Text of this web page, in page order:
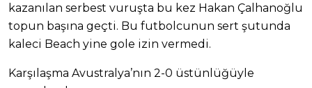
kazanılan serbest vuruşta bu kez Hakan Çalhanoğlu
topun başına geçti. Bu futbolcunun sert şutunda
kaleci Beach yine gole izin vermedi.
Karşılaşma Avustralya’nın 2-0 üstünlüğüyle